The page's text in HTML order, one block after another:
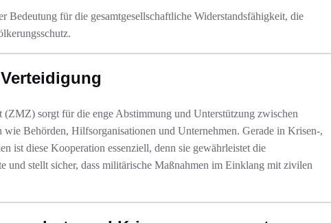
Bedeutung für die gesamtgesellschaftliche Widerstandsfähigkeit, die
sorgt für die enge Abstimmung und Unterstützung zwischen
Behörden, Hilfsorganisationen und Unternehmen. Gerade in Krisen-,
ist diese Kooperation essenziell, denn sie gewährleistet die
und stellt sicher, dass militärische Maßnahmen im Einklang mit zivilen